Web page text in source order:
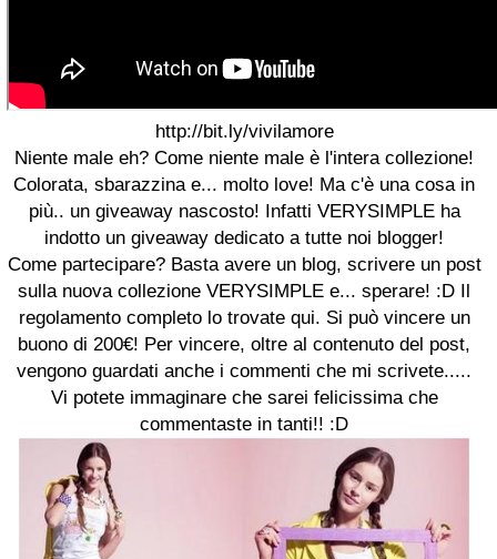
http://bit.ly/vivilamore
Niente male eh? Come niente male è l'intera collezione!
Colorata, sbarazzina e... molto love! Ma c'è una cosa in
più.. un giveaway nascosto! Infatti VERYSIMPLE ha
indotto un giveaway dedicato a tutte noi blogger!
Come partecipare? Basta avere un blog, scrivere un post
sulla nuova collezione VERYSIMPLE e... sperare! :D Il
regolamento completo lo trovate qui. Si può vincere un
buono di 200€! Per vincere, oltre al contenuto del post,
vengono guardati anche i commenti che mi scrivete.....
Vi potete immaginare che sarei felicissima che
commentaste in tanti!! :D